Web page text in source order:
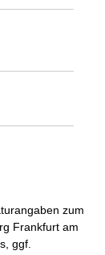
zum
Frankfurt am
ggf.